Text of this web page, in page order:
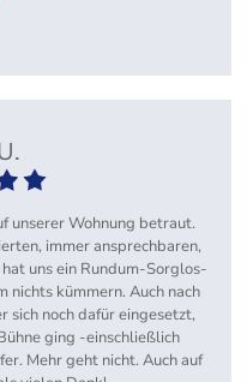
unserer Wohnung betraut.
immer ansprechbaren,
uns ein Rundum-Sorglos-
nichts kümmern. Auch nach
sich noch dafür eingesetzt,
ging -einschließlich
Mehr geht nicht. Auch auf